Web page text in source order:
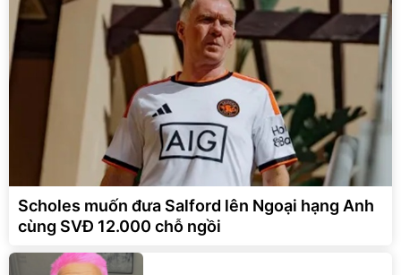
Scholes muốn đưa Salford lên Ngoại hạng Anh
cùng SVĐ 12.000 chỗ ngồi